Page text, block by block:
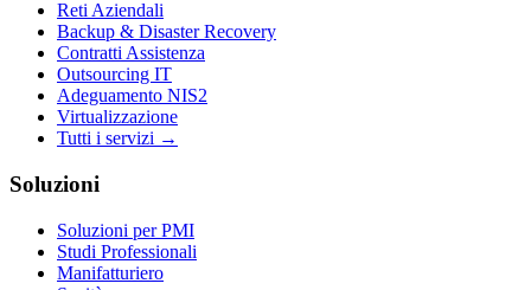
Reti Aziendali
Backup & Disaster Recovery
Contratti Assistenza
Outsourcing IT
Adeguamento NIS2
Virtualizzazione
Tutti i servizi →
Soluzioni
Soluzioni per PMI
Studi Professionali
Manifatturiero